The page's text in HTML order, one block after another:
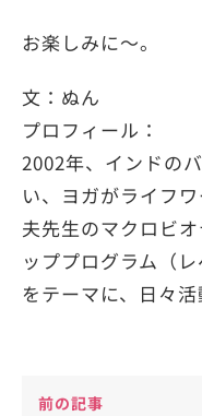
お楽しみに～。
文：ぬん
プロフィール：
2002年、インドの
い、ヨガがライフ
夫先生のマクロビ
ッププログラム（
をテーマに、日々活
前の記事